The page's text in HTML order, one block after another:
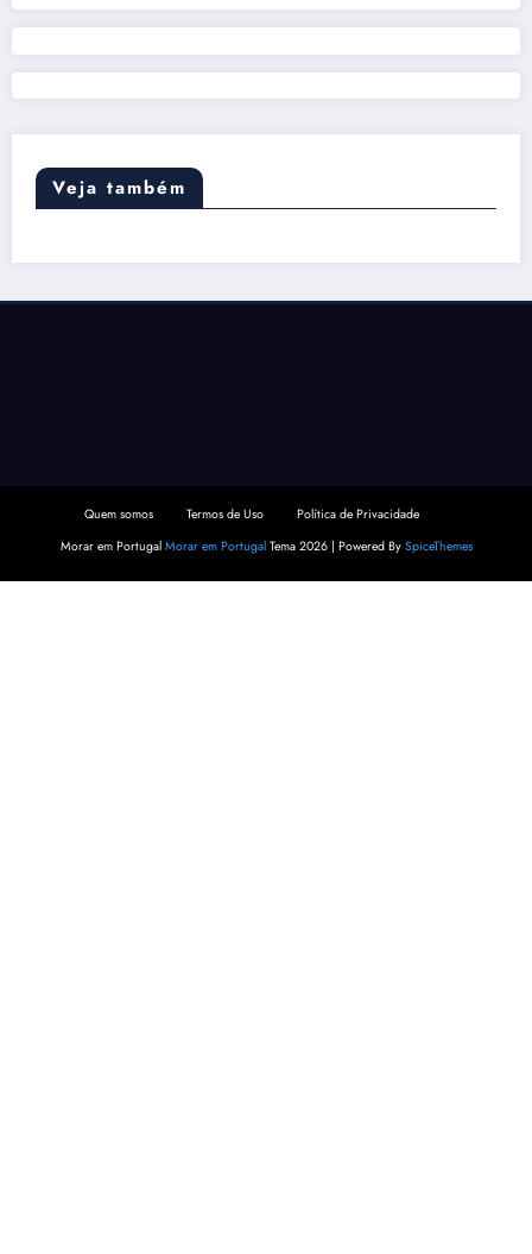
Veja também
Quem somos Termos de Uso
Política de Privacidade
Morar em Portugal Morar em PortugalTema 2026 | Powered By SpiceThemes